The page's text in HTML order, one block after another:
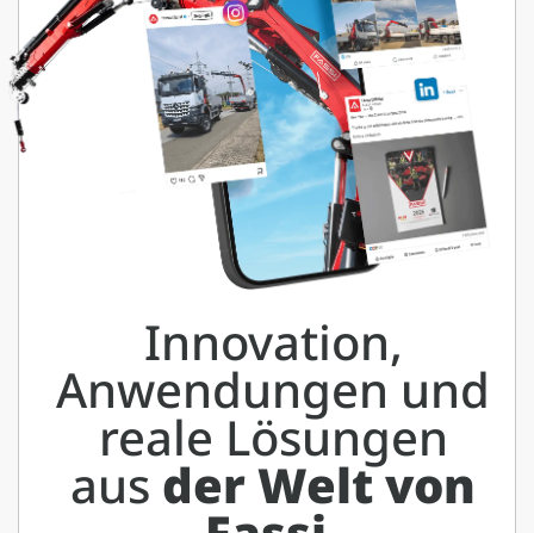
Innovation,
Anwendungen und
reale Lösungen
aus der Welt von